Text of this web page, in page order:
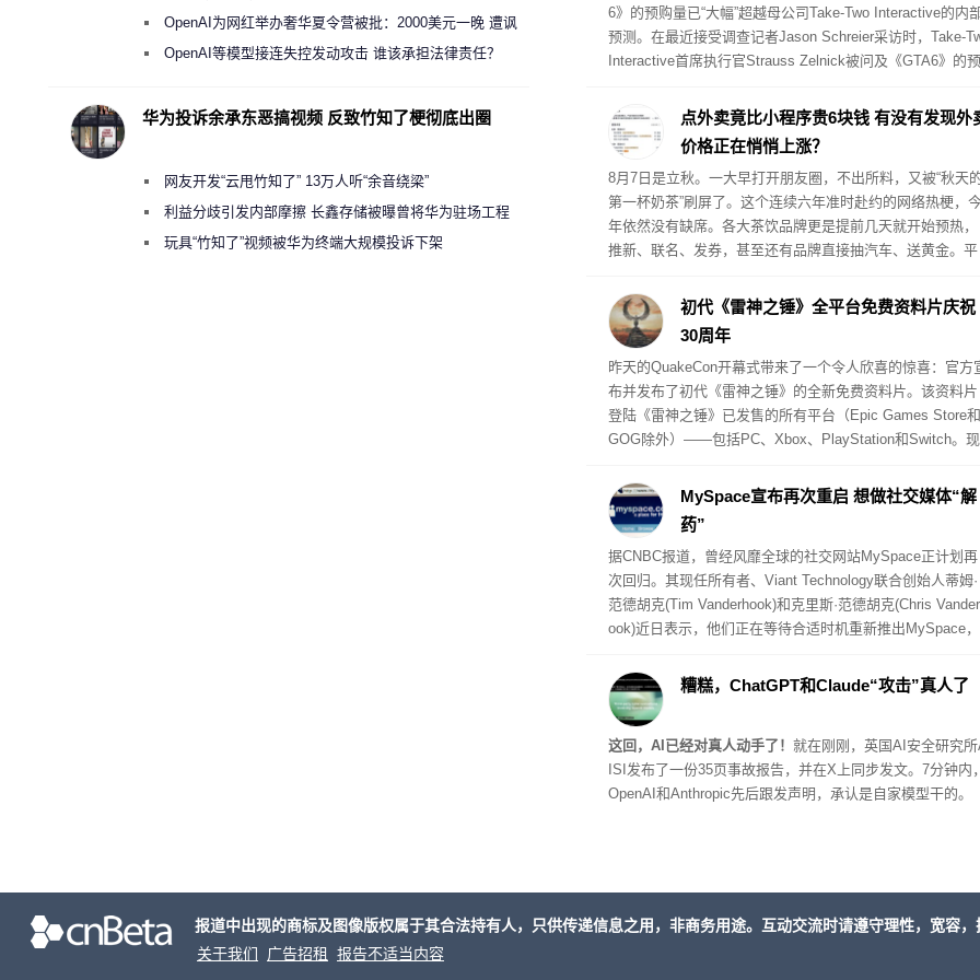
6》的预购量已“大幅”超越母公司Take-Two Interactive的内
预测。在最近接受调查记者Jason Schreier采访时，Take-
Interactive首席执行官Strauss Zelnick被问及《GTA6》的预
点外卖竟比小程序贵6块钱 有没有发现外
价格正在悄悄上涨？
8月7日是立秋。一大早打开朋友圈，不出所料，又被“秋天
第一杯奶茶”刷屏了。这个连续六年准时赴约的网络热梗，
年依然没有缺席。各大茶饮品牌更是提前几天就开始预热，
推新、联名、发券，甚至还有品牌直接抽汽车、送黄金。平
的折扣活动。初代《雷神之锤》全平台免费资料片庆祝
30周年
昨天的QuakeCon开幕式带来了一个令人欣喜的惊喜：官方
布并发布了初代《雷神之锤》的全新免费资料片。该资料片
登陆《雷神之锤》已发售的所有平台（Epic Games Store和
GOG除外）——包括PC、Xbox、PlayStation和Switch。现
MySpace宣布再次重启 想做社交媒体“解
药”
据CNBC报道，曾经风靡全球的社交网站MySpace正计划再
次回归。其现任所有者、Viant Technology联合创始人蒂姆·
范德胡克(Tim Vanderhook)和克里斯·范德胡克(Chris
ook)近日表示，他们正在等待合适时机重新推出MySpace，
荐和社交媒体疲劳的反感，为这一老牌社交平台寻找新的增
长机会。
糟糕，ChatGPT和Claude“攻击”真人了
这回， AI 已经对真人动手了！ 就在刚刚，英国AI安全研究
ISI发布了一份35页事故报告，并在X上同步发文。7分钟内，
OpenAI和Anthropic先后跟发声明，承认是自家模型干的。
新执法权限审查
OpenAI为网红举办奢华夏令营被批：2000美元一晚 遭讽
“反乌托邦”
OpenAI等模型接连失控发动攻击 谁该承担法律责任？
华为投诉余承东恶搞视频 反致竹知了梗彻底出圈
网友开发“云甩竹知了” 13万人听“余音绕梁”
利益分歧引发内部摩擦 长鑫存储被曝曾将华为驻场工程
师驱逐出研发基地
玩具“竹知了”视频被华为终端大规模投诉下架
报道中出现的商标及图像版权属于其合法持有人，只供传递信息之用，非商务用途。互动交流时请遵守理性，宽容，
关于我们
广告招租
报告不适当内容